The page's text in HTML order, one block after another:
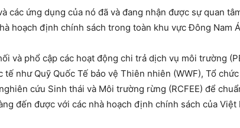
các ứng dụng của nó đã và đang nhận được sự quan
hoạch định chính sách trong toàn khu vực Đông Nam
và phổ cập các hoạt động chi trả dịch vụ môi trường
như Quỹ Quốc Tế bảo vệ Thiên nhiên (WWF), Tổ
cứu Sinh thái và Môi trường rừng (RCFEE) để
đến được với các nhà hoạch định chính sách của Việt